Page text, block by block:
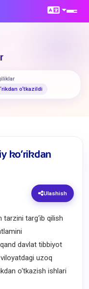
o‘tkazildi
ko‘rikdan
Ulashish
targ‘ib qilish
davlat tibbiyot
uzoq
o‘tkazish ishlari